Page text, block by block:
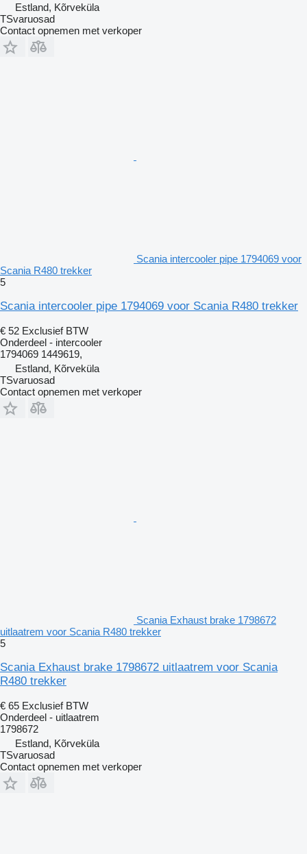
Estland, Kõrveküla
TSvaruosad
Contact opnemen met verkoper
Scania intercooler pipe 1794069 voor
Scania R480 trekker
5
Scania intercooler pipe 1794069 voor Scania R480 trekker
€ 52 Exclusief BTW
Onderdeel - intercooler
1794069 1449619,
Estland, Kõrveküla
TSvaruosad
Contact opnemen met verkoper
Scania Exhaust brake 1798672
uitlaatrem voor Scania R480 trekker
5
Scania Exhaust brake 1798672 uitlaatrem voor Scania
R480 trekker
€ 65 Exclusief BTW
Onderdeel - uitlaatrem
1798672
Estland, Kõrveküla
TSvaruosad
Contact opnemen met verkoper